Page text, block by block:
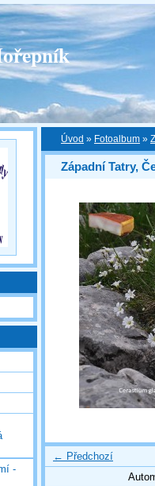
Úvod » Fotoalbum »
Západní Tatry,
← Předchozí
-